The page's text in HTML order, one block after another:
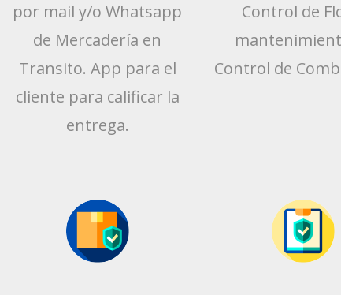
por mail y/o Whatsapp
de Mercadería en
Transito. App para el
cliente para calificar la
entrega.
Control de
Control de